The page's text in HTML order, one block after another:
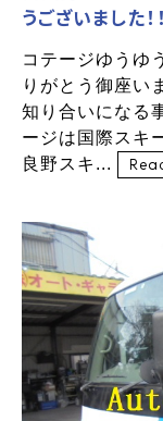
うございました！！
コテージゆうゆ
りがとう御座い
知り合いになる
ージは国際スキ
良野スキ...